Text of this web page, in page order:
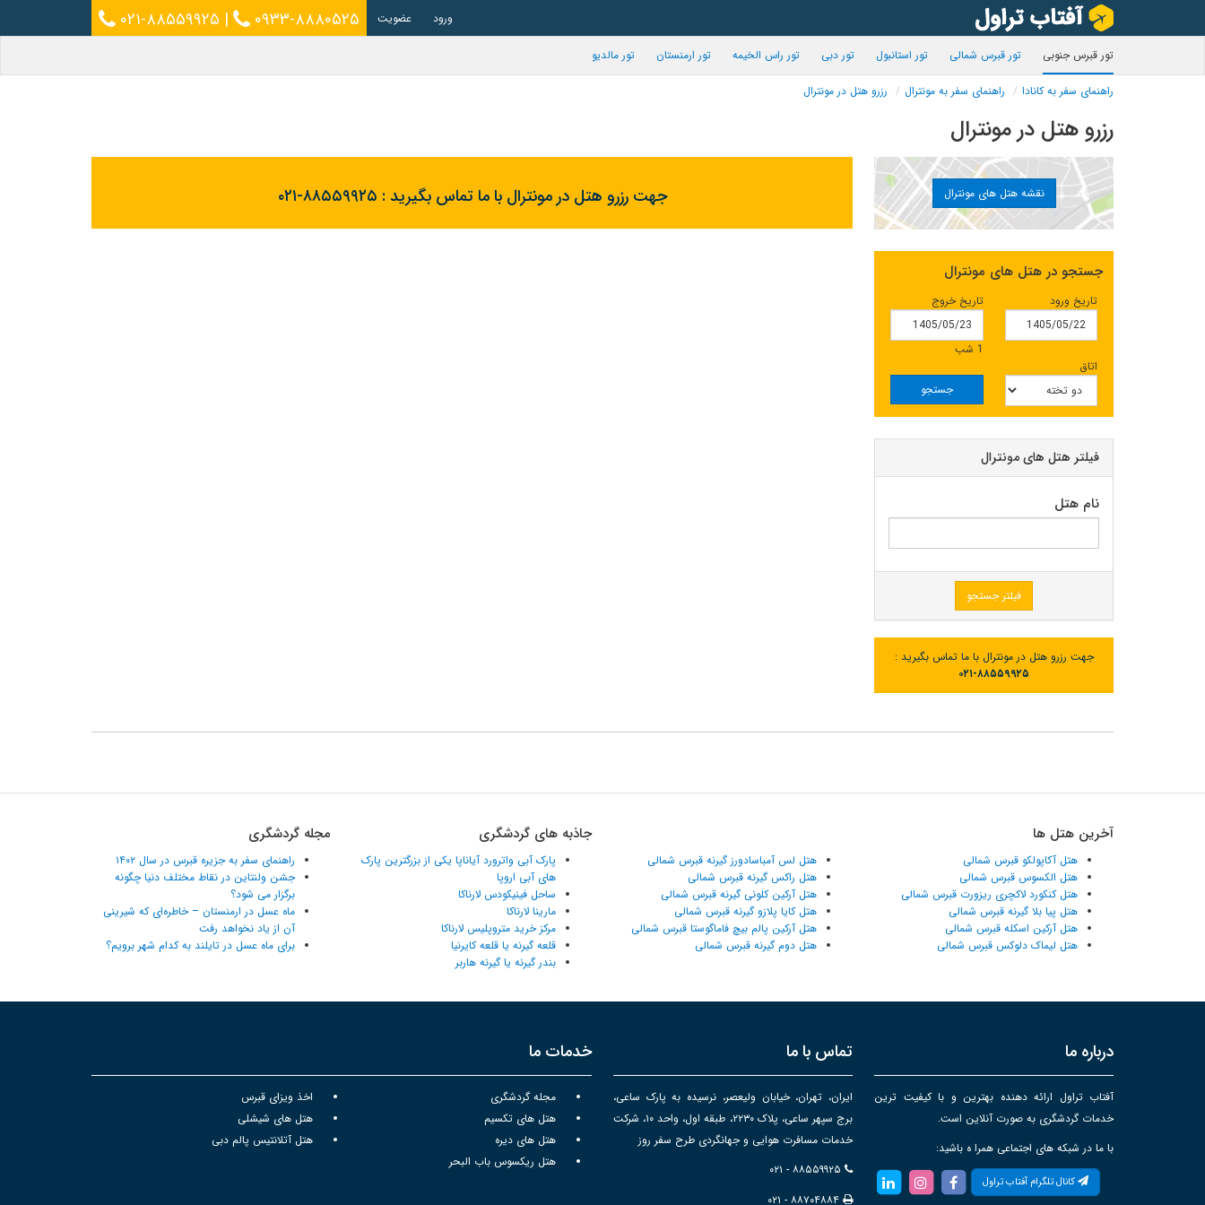
۰۲۱-۸۸۵۵۹۹۲۵ | ۰۹۳۳-۸۸۸۰۵۲۵ ورود عضویت
تور قبرس جنوبی تور قبرس شمالی تور استانبول تور دبی تور راس الخیمه تور ارمنستان تور مالدیو
راهنمای سفر به کانادا راهنمای سفر به مونترال رزرو هتل در مونترال
رزرو هتل در مونترال
نقشه هتل های مونترال
جستجو در هتل های مونترال
تاریخ ورود تاریخ خروج
1 شب
اتاق
جستجو
فیلتر هتل های مونترال
نام هتل
فیلتر جستجو
جهت رزرو هتل در مونترال با ما تماس بگیرید :
۰۲۱-۸۸۵۵۹۹۲۵
جهت رزرو هتل در مونترال با ما تماس بگیرید : ۰۲۱-۸۸۵۵۹۹۲۵
آخرین هتل ها
هتل آکاپولکو قبرس شمالی
هتل الکسوس قبرس شمالی
هتل کنکورد لاکچری ریزورت قبرس شمالی
هتل پیا بلا گیرنه قبرس شمالی
هتل آرکین اسکله قبرس شمالی
هتل لیماک دلوکس قبرس شمالی
هتل لس آمباسادورز گیرنه قبرس شمالی
هتل راکس گیرنه قبرس شمالی
هتل آرکین کلونی گیرنه قبرس شمالی
هتل کایا پلازو گیرنه قبرس شمالی
هتل آرکین پالم بیچ فاماگوستا قبرس شمالی
هتل دوم گیرنه قبرس شمالی
جاذبه های گردشگری
پارک آبی واترورد آیاناپا یکی از بزرگترین پارک
های آبی اروپا
ساحل فینیکودس لارناکا
مارینا لارناکا
مرکز خرید متروپلیس لارناکا
قلعه گیرنه یا قلعه کایرنیا
بندر گیرنه یا گیرنه هاربر
مجله گردشگری
راهنمای سفر به جزیره قبرس در سال ۱۴۰۲
جشن ولنتاین در نقاط مختلف دنیا چگونه
برگزار می شود؟
ماه عسل در ارمنستان – خاطره‌ای که شیرینی
آن از یاد نخواهد رفت
برای ماه عسل در تایلند به کدام شهر برویم؟
درباره ما
آفتاب تراول ارائه دهنده بهترین و با کیفیت ترین
خدمات گردشگری به صورت آنلاین است.
با ما در شبکه های اجتماعی همرا ه باشید:
کانال تلگرام آفتاب تراول
تماس با ما
ایران، تهران، خیابان ولیعصر، نرسیده به پارک ساعی،
برج سپهر ساعی، پلاک ۲۲۳۰، طبقه اول، واحد ۱۰، شرکت
خدمات مسافرت هوایی و جهانگردی طرح سفر روز
۰۲۱ - ۸۸۵۵۹۹۲۵
۰۲۱ - ۸۸۷۰۴۸۸۴
خدمات ما
مجله گردشگری
اخذ ویزای قبرس
هتل های تکسیم
هتل های شیشلی
هتل های دیره
هتل آتلانتیس پالم دبی
هتل ریکسوس باب البحر